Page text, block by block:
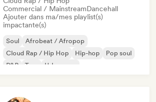
Commercial / MainstreamDancehall
Ajouter dans ma/mes playlist(s)
impactante(s)
Soul
Afrobeat / Afropop
Cloud Rap / Hip Hop
Hip-hop
Pop soul
R&B
Trap Urban pop